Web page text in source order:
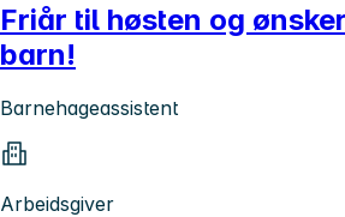
Friår til høsten og
barn!
Barnehageassistent
Arbeidsgiver